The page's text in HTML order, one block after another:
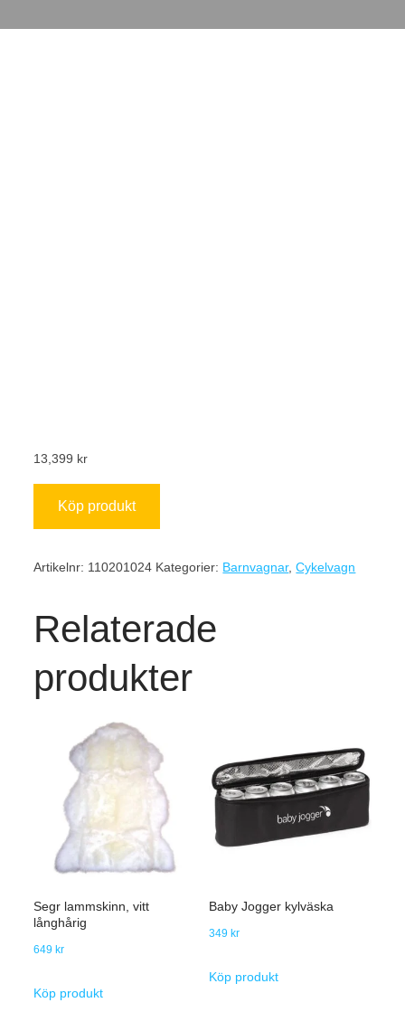
13,399 kr
Köp produkt
Artikelnr: 110201024 Kategorier: Barnvagnar,Cykelvagn
Relaterade
produkter
Segr lammskinn, vitt
långhårig
649 kr
Köp produkt
Baby Jogger kylväska
349 kr
Köp produkt